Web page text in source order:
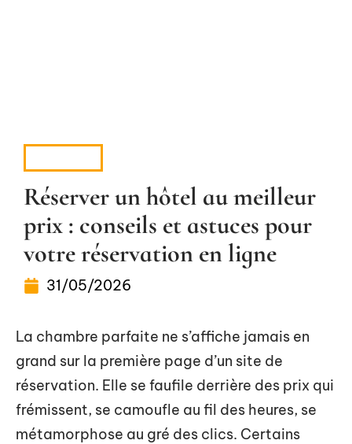
Réserver un hôtel au meilleur
prix : conseils et astuces pour
votre réservation en ligne
31/05/2026
La chambre parfaite ne s’affiche jamais en
grand sur la première page d’un site de
réservation. Elle se faufile derrière des prix qui
frémissent, se camoufle au fil des heures, se
métamorphose au gré des clics. Certains